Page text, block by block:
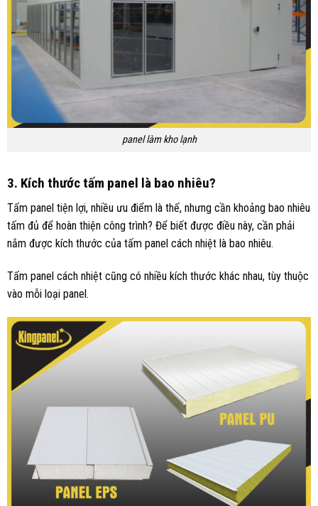
panel làm kho lạnh
3. Kích thước tấm panel là bao nhiêu?
Tấm panel tiện lợi, nhiều ưu điểm là thế, nhưng cần khoảng bao nhiêu
tấm đủ để hoàn thiện công trình? Để biết được điều này, cần phải
nắm được kích thước của tấm panel cách nhiệt là bao nhiêu.
Tấm panel cách nhiệt cũng có nhiều kích thước khác nhau, tùy thuộc
vào mỗi loại panel.